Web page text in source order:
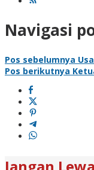
Navigasi
Pos sebelumnya
Pos berikutnya